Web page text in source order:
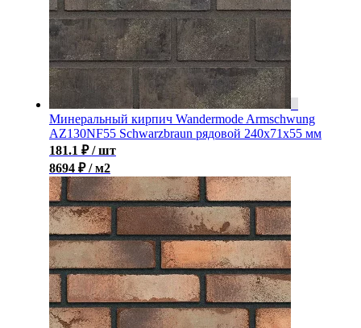
Минеральный кирпич Wandermode Armschwung
AZ130NF55 Schwarzbraun рядовой 240x71x55 мм
181.1 ₽ / шт
8694 ₽ / м2